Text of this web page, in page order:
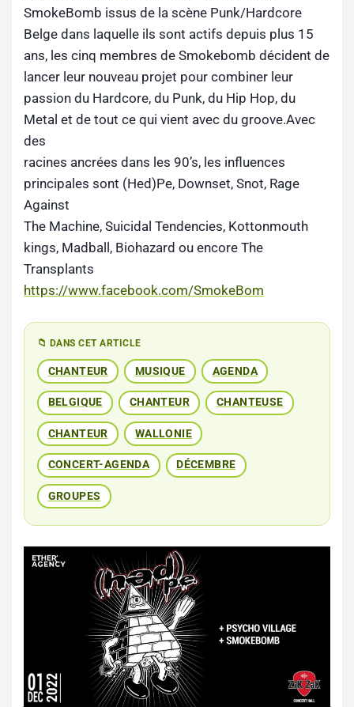
SmokeBomb issus de la scène Punk/Hardcore
Belge dans laquelle ils sont actifs depuis plus 15
ans, les cinq membres de Smokebomb décident de
lancer leur nouveau projet pour combiner leur
passion du Hardcore, du Punk, du Hip Hop, du
Metal et de tout ce qui vient avec du groove.Avec
des
racines ancrées dans les 90’s, les influences
principales sont (Hed)Pe, Downset, Snot, Rage
Against
The Machine, Suicidal Tendencies, Kottonmouth
kings, Madball, Biohazard ou encore The
Transplants
https://www.facebook.com/SmokeBom
📁 DANS CET ARTICLE
CHANTEUR MUSIQUE AGENDA
BELGIQUE CHANTEUR CHANTEUSE
CHANTEUR WALLONIE
CONCERT-AGENDA DÉCEMBRE
GROUPES